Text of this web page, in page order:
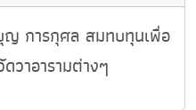
ญ การกุศล สมทบทุนเพื่อ
าอารามต่างๆ